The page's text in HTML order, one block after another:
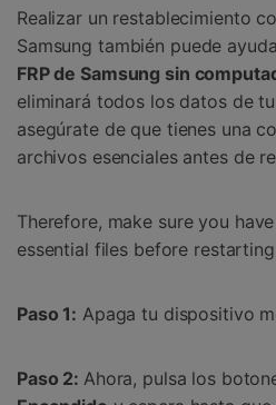
Realizar un restablecimiento
Samsung también puede
FRP de Samsung sin
eliminará todos los datos de
asegúrate de que tienes una
archivos esenciales antes de
Therefore, make sure you
essential files before
Paso 1: Apaga tu dispositivo
Paso 2: Ahora, pulsa los